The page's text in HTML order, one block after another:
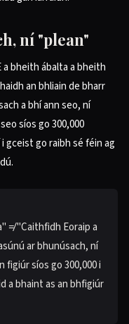
ní "plean"
a bheith ábalta a bheith
an bhliain de bharr
a bhí ann seo, ní
síos go 300,000
gceist go raibh sé féin ag
≠ "Caithfidh Eoraip a
ar bhunúsach, ní
figiúr síos go 300,000 i
a bhaint as an bhfigiúr